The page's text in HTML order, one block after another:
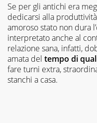
Se per gli antichi era
dedicarsi alla
amoroso stato non dura
interpretato anche al
relazione sana, infatti,
amata del tempo di
fare turni extra,
stanchi a casa.